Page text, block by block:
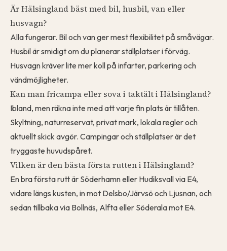
Är Hälsingland bäst med bil, husbil, van eller
husvagn?
Alla fungerar. Bil och van ger mest flexibilitet på småvägar.
Husbil är smidigt om du planerar ställplatser i förväg.
Husvagn kräver lite mer koll på infarter, parkering och
vändmöjligheter.
Kan man fricampa eller sova i taktält i Hälsingland?
Ibland, men räkna inte med att varje fin plats är tillåten.
Skyltning, naturreservat, privat mark, lokala regler och
aktuellt skick avgör. Campingar och ställplatser är det
tryggaste huvudspåret.
Vilken är den bästa första rutten i Hälsingland?
En bra första rutt är Söderhamn eller Hudiksvall via E4,
vidare längs kusten, in mot Delsbo/Järvsö och Ljusnan, och
sedan tillbaka via Bollnäs, Alfta eller Söderala mot E4.